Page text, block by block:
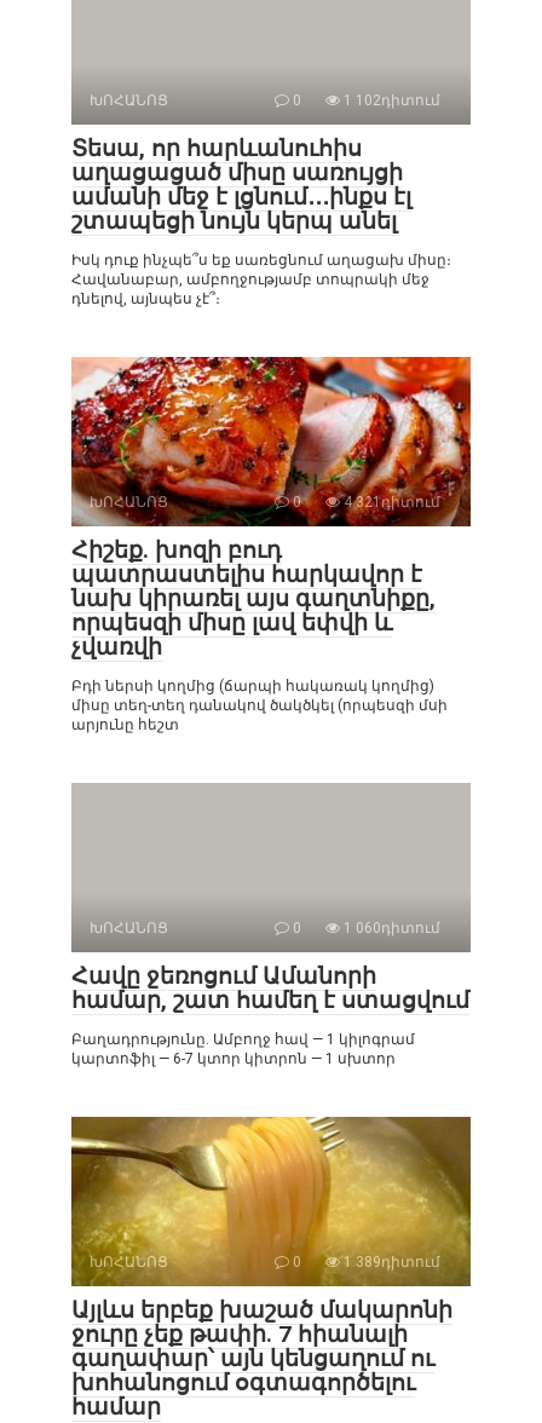
ԽՈՀԱՆՈՑ 0 1 102դիտում
Տեսա, որ հարևանուհիս
աղացացած միսը սառույցի
ամանի մեջ է լցնում․․․ինքս էլ
շտապեցի նույն կերպ անել
Իսկ դուք ինչպե՞ս եք սառեցնում աղացախ միսը։
Հավանաբար, ամբողջությամբ տոպրակի մեջ
դնելով, այնպես չէ՞։
ԽՈՀԱՆՈՑ 0 4 321դիտում
Հիշեք. խոզի բուդ
պատրաստելիս հարկավոր է
նախ կիրառել այս գաղտնիքը,
որպեսզի միսը լավ եփվի և
չվառվի
Բդի ներսի կողմից (ճարպի հակառակ կողմից)
միսը տեղ-տեղ դանակով ծակծկել (որպեսզի մսի
արյունը հեշտ
ԽՈՀԱՆՈՑ 0 1 060դիտում
Հավը ջեռոցում Ամանորի
համար, շատ համեղ է ստացվում
Բաղադրությունը. Ամբողջ հավ — 1 կիլոգրամ
կարտոֆիլ — 6-7 կտոր կիտրոն — 1 սխտոր
ԽՈՀԱՆՈՑ 0 1 389դիտում
Այլևս երբեք խաշած մակարոնի
ջուրը չեք թափի. 7 հիանալի
գաղափար՝ այն կենցաղում ու
խոհանոցում օգտագործելու
համար